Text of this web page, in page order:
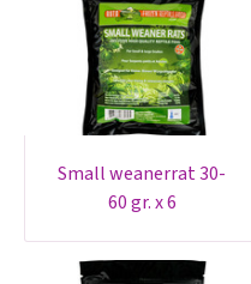
small weanerrat 30-
60 gr. x 6